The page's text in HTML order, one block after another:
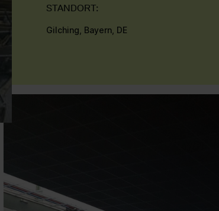
STANDORT:
Gilching, Bayern, DE